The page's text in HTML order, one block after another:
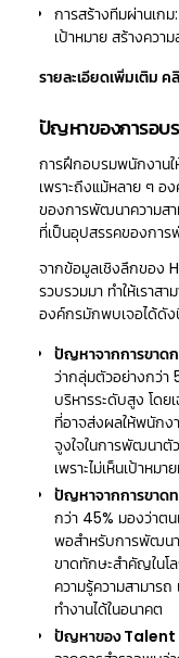
การสร้างทีมผ่านเก
เป้าหมาย สร้างควา
รายละเอียดเพิ่มเติม ค
ปัญหาของการอบ
การฝึกอบรมพนักงานใ
เพราะถึงแม้หลาย ๆ อ
ของการพัฒนาความส
ที่เป็นอุปสรรคของกา
จากข้อมูลเชิงลึกของ
รวบรวมมา ทำให้เรา
องค์กรมักพบเจอได้ดั
ปัญหาจากการขาด
ว่ากลุ่มตัวอย่างกว่า
บริหารระดับสูง โด
ที่อาจส่งผลให้พนักง
จูงใจในการพัฒนาตั
เพราะไม่เห็นเป้าหม
ปัญหาจากการขาด
กว่า 45% มองว่าต
พอสำหรับการพัฒน
ขาดทักษะสำคัญในโ
ความรู้ความสามาร
ทำงานได้ในอนาคต
ปัญหาของ Talent